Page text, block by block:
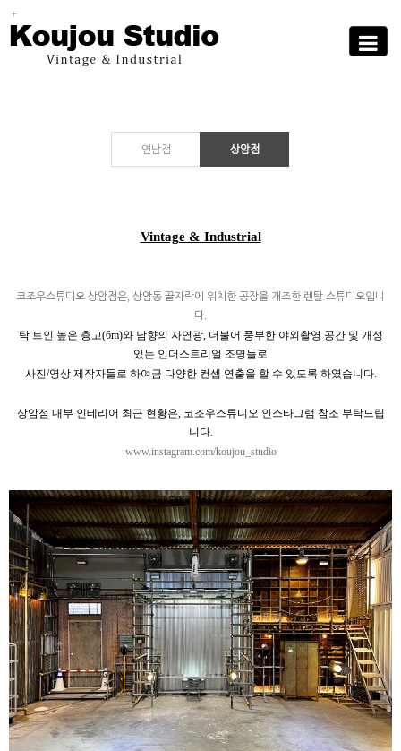
Toggle
연남점 상암점
Vintage & Industrial
코조우스튜디오 상암점은, 상암동 끝자락에 위치한 공장을 개조한 렌탈 스튜디오입니
다.
탁 트인 높은 층고(6m)와 남향의 자연광, 더불어 풍부한 야외촬영 공간 및 개성
있는 인더스트리얼 조명들로
사진/영상 제작자들로 하여금 다양한 컨셉 연출을 할 수 있도록 하였습니다.
상암점 내부 인테리어 최근 현황은, 코조우스튜디오 인스타그램 참조 부탁드립
니다.
www.instagram.com/koujou_studio